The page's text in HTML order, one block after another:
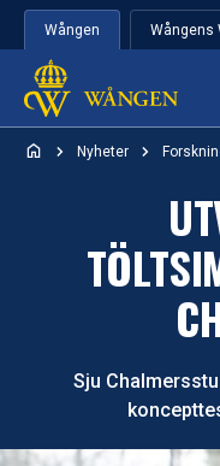
Hoppa till innehåll
Wången Wångens
Nyheter
Sju